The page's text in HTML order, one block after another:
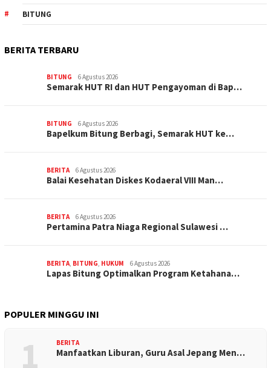
BITUNG
BERITA TERBARU
BITUNG 6 Agustus 2026
Semarak HUT RI dan HUT Pengayoman di Bap…
BITUNG 6 Agustus 2026
‎Bapelkum Bitung Berbagi, Semarak HUT ke…
BERITA 6 Agustus 2026
Balai Kesehatan Diskes Kodaeral VIII Man…
BERITA 6 Agustus 2026
Pertamina Patra Niaga Regional Sulawesi …
BERITA, BITUNG, HUKUM 6 Agustus 2026
Lapas Bitung Optimalkan Program Ketahana…
POPULER MINGGU INI
1 BERITA
Manfaatkan Liburan, Guru Asal Jepang Men…